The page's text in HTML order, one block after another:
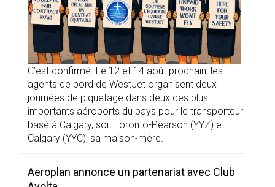
C’est confirmé. Le 12 et 14 août prochain, les
agents de bord de WestJet organisent deux
journées de piquetage dans deux des plus
importants aéroports du pays pour le transporteur
basé à Calgary, soit Toronto-Pearson (YYZ) et
Calgary (YYC), sa maison-mère.
Aeroplan annonce un partenariat avec Club